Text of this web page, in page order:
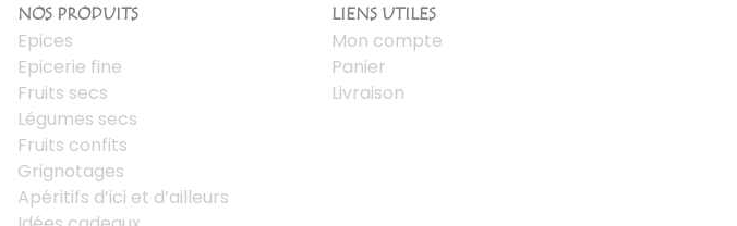
NOS PRODUITS
Epices
Epicerie fine
Fruits secs
Légumes secs
Fruits confits
Grignotages
Apéritifs d’ici et d’ailleurs
LIENS UTILES
Mon compte
Panier
Livraison